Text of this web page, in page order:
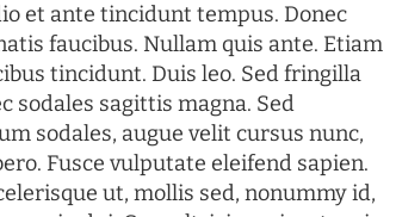
et ante tincidunt tempus. Donec
faucibus. Nullam quis ante. Etiam
tincidunt. Duis leo. Sed fringilla
sodales sagittis magna. Sed
sodales, augue velit cursus nunc,
Fusce vulputate eleifend sapien.
ut, mollis sed, nonummy id,